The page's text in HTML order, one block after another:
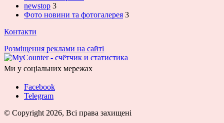
newstop 3
Фото новини та фотогалерея 3
Контакти
Розміщення реклами на сайті
Ми у соціальних мережах
Facebook
Telegram
© Copyright 2026, Всі права захищені